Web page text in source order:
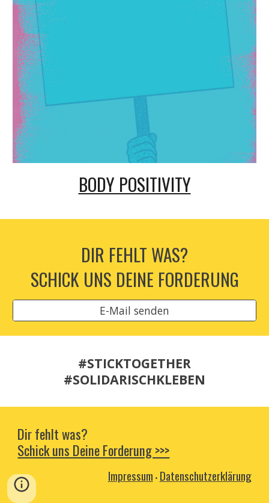
BODY POSITIVITY
DIR FEHLT WAS?
SCHICK UNS DEINE FORDERUNG
E-Mail senden
#STICKTOGETHER
#SOLIDARISCHKLEBEN
Dir fehlt was?
Schick uns Deine Forderung >>>
Impressum • Datenschutzerklärung